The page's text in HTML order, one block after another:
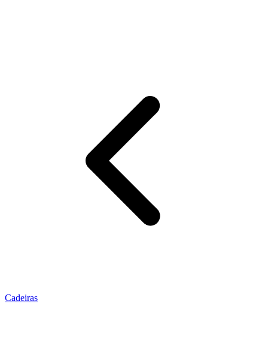
Cadeiras